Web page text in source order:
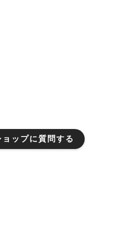
ョップに質問する